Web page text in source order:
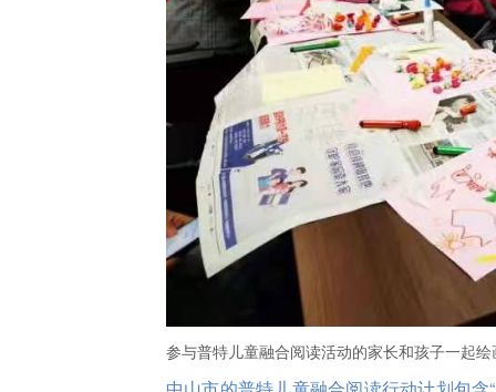
参与普特儿童融合阅读活动的家长和孩子一起绘